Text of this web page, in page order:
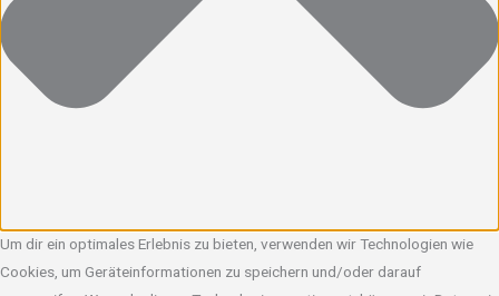
Um dir ein optimales Erlebnis zu bieten, verwenden wir Technologien wie
Cookies, um Geräteinformationen zu speichern und/oder darauf